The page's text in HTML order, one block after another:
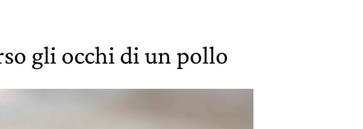
gli occhi di un pollo